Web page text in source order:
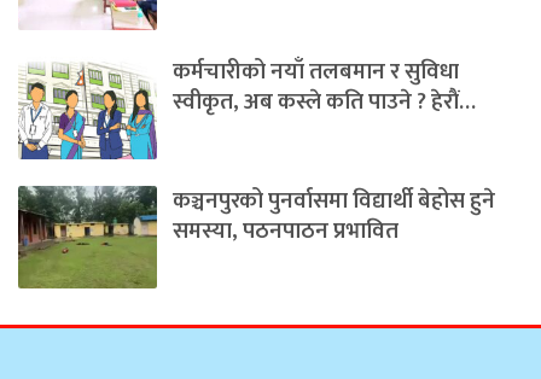
कर्मचारीको नयाँ तलबमान र सुविधा
स्वीकृत, अब कस्ले कति पाउने ? हेराैं…
कञ्चनपुरको पुनर्वासमा विद्यार्थी बेहोस हुने
समस्या, पठनपाठन प्रभावित